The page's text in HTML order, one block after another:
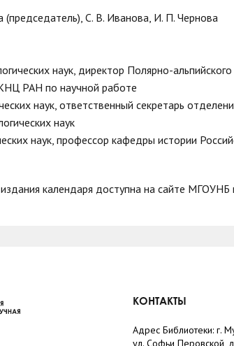
(председатель), С. В. Иванова, И. П. Чернова
наук, директор Полярно-
РАН по научной работе
наук, ответственный секретарь
наук
наук, профессор кафедры истории
календаря доступна на сайте МГОУНБ
КОНТАКТЫ
Адрес Библиотеки: г.
ул. Софьи Перовской,